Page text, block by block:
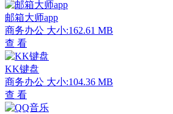
邮箱大师app
商务办公 大小:162.61 MB
查 看
KK键盘
商务办公 大小:104.36 MB
查 看